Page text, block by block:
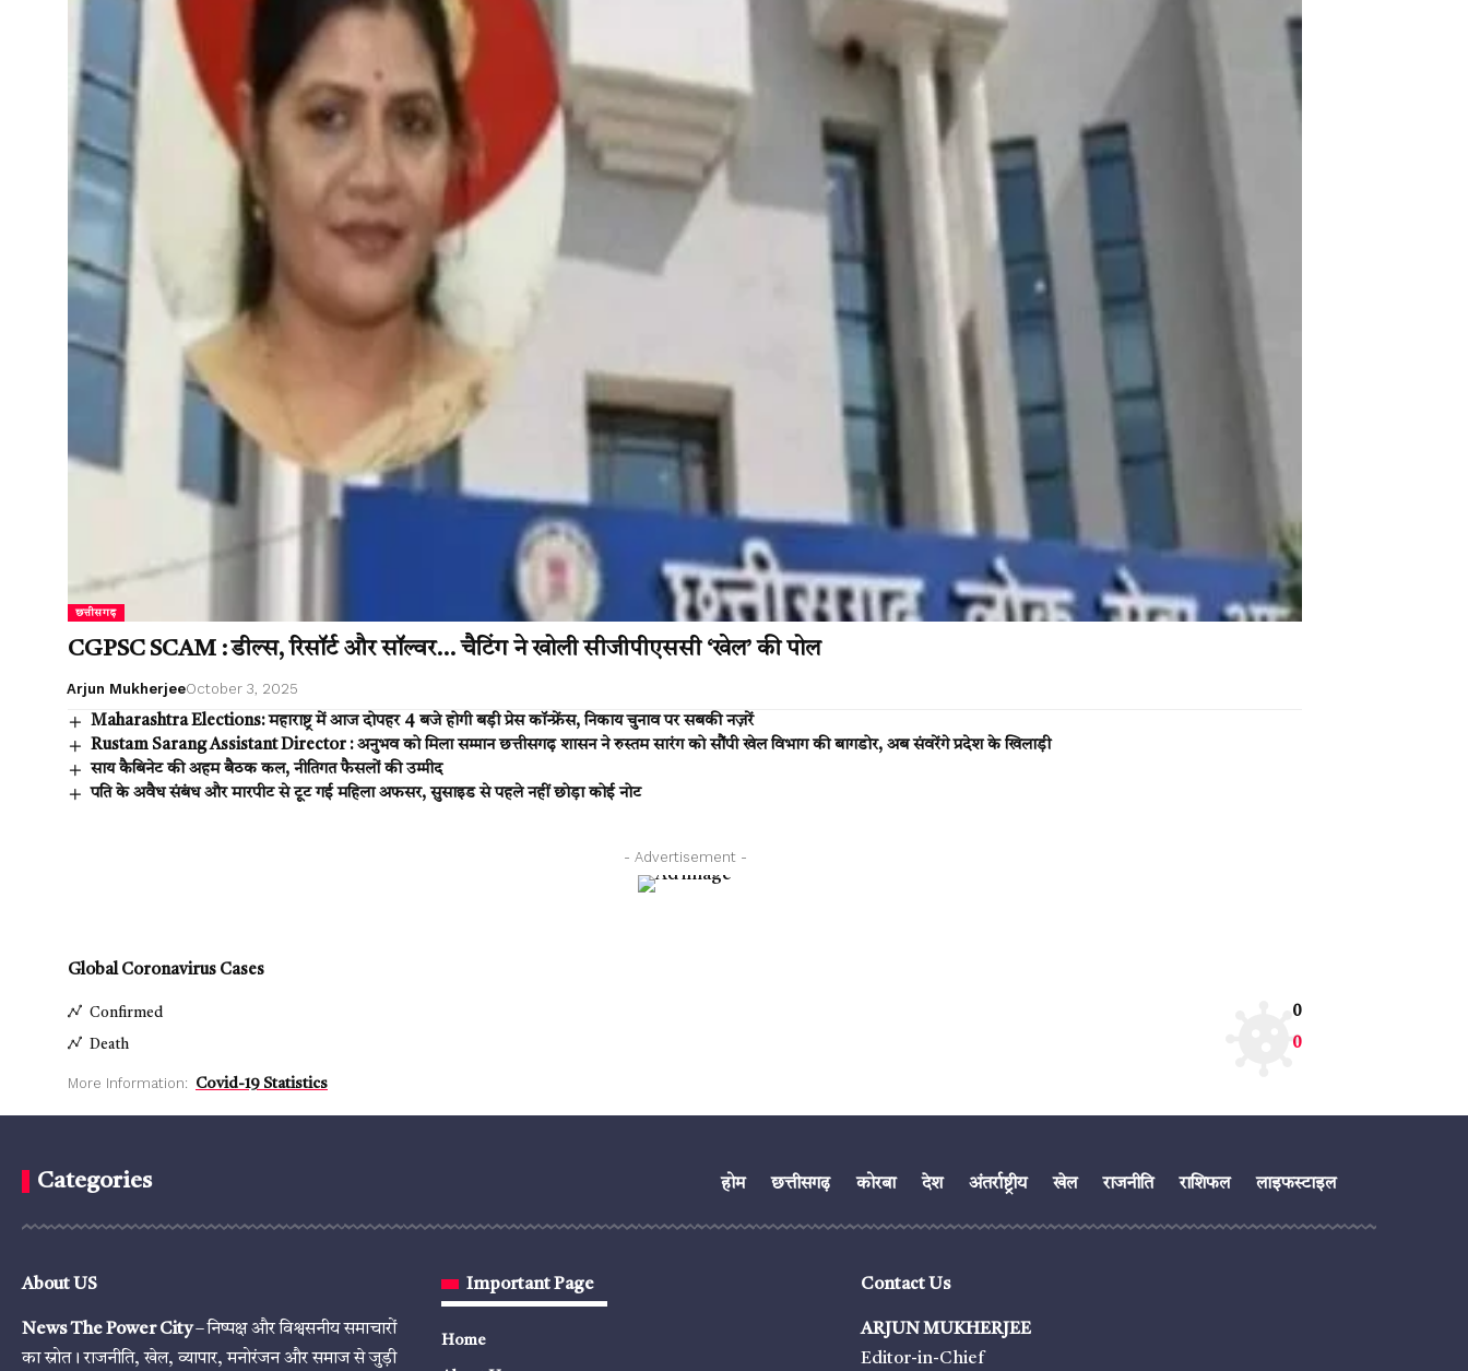
छत्तीसगढ़
CGPSC SCAM : डील्स, रिसॉर्ट और सॉल्वर… चैटिंग ने खोली सीजीपीएससी ‘खेल’ की पोल
Arjun MukherjeeOctober 3, 2025
Maharashtra Elections: महाराष्ट्र में आज दोपहर 4 बजे होगी बड़ी प्रेस कॉन्फ्रेंस, निकाय चुनाव पर सबकी नज़रें
Rustam Sarang Assistant Director : अनुभव को मिला सम्मान छत्तीसगढ़ शासन ने रुस्तम सारंग को सौंपी खेल विभाग की बागडोर, अब संवरेंगे प्रदेश के खिलाड़ी
साय कैबिनेट की अहम बैठक कल, नीतिगत फैसलों की उम्मीद
पति के अवैध संबंध और मारपीट से टूट गई महिला अफसर, सुसाइड से पहले नहीं छोड़ा कोई नोट
- Advertisement -
Global Coronavirus Cases
Confirmed 0
Death 0
More Information: Covid-19 Statistics
Categories होम छत्तीसगढ़ कोरबा देश अंतर्राष्ट्रीय खेल राजनीति राशिफल लाइफस्टाइल
About US
News The Power City– निष्पक्ष और विश्वसनीय समाचारों
का स्रोत। राजनीति, खेल, व्यापार, मनोरंजन और समाज से जुड़ी
Important Page
Home
Contact Us
ARJUN MUKHERJEE
Editor-in-Chief